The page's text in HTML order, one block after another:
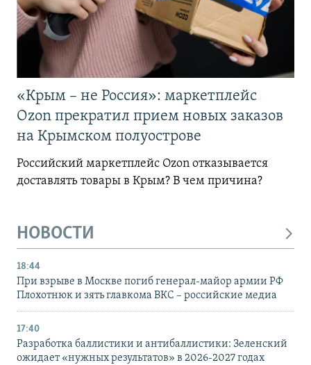
«Крым – не Россия»: маркетплейс
Ozon прекратил прием новых заказов
на Крымском полуострове
Российский маркетплейс Ozon отказывается
доставлять товары в Крым? В чем причина?
НОВОСТИ
18:44
При взрыве в Москве погиб генерал-майор армии РФ
Плохотнюк и зять главкома ВКС – российские медиа
17:40
Разработка баллистики и антибаллистики: Зеленский
ожидает «нужных результатов» в 2026-2027 годах